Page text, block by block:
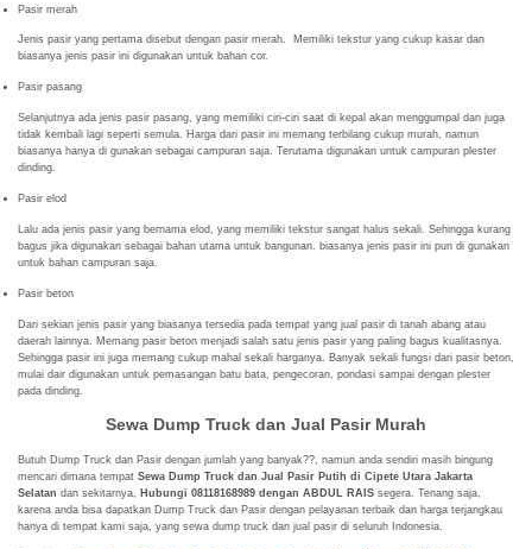
Pasir merah
Jenis pasir yang pertama disebut dengan pasir merah. Memiliki tekstur yang cukup kasar dan
biasanya jenis pasir ini digunakan untuk bahan cor.
Pasir pasang
Selanjutnya ada jenis pasir pasang, yang memiliki ciri-ciri saat di kepal akan menggumpal dan juga
tidak kembali lagi seperti semula. Harga dari pasir ini memang terbilang cukup murah, namun
biasanya hanya di gunakan sebagai campuran saja. Terutama digunakan untuk campuran plester
dinding.
Pasir elod
Lalu ada jenis pasir yang bernama elod, yang memiliki tekstur sangat halus sekali. Sehingga kurang
bagus jika digunakan sebagai bahan utama untuk bangunan. biasanya jenis pasir ini pun di gunakan
untuk bahan campuran saja.
Pasir beton
Dari sekian jenis pasir yang biasanya tersedia pada tempat yang jual pasir di tanah abang atau
daerah lainnya. Memang pasir beton menjadi salah satu jenis pasir yang paling bagus kualitasnya.
Sehingga pasir ini juga memang cukup mahal sekali harganya. Banyak sekali fungsi dari pasir beton,
mulai dair digunakan untuk pemasangan batu bata, pengecoran, pondasi sampai dengan plester
pada dinding.
Sewa Dump Truck dan Jual Pasir Murah
Butuh Dump Truck dan Pasir dengan jumlah yang banyak??, namun anda sendiri masih bingung
mencari dimana tempat Sewa Dump Truck dan Jual Pasir Putih di Cipete Utara Jakarta
Selatan dan sekitarnya, Hubungi 08118168989 dengan ABDUL RAIS segera. Tenang saja,
karena anda bisa dapatkan Dump Truck dan Pasir dengan pelayanan terbaik dan harga terjangkau
hanya di tempat kami saja, yang sewa dump truck dan jual pasir di seluruh Indonesia.